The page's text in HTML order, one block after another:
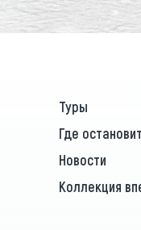
Туры
Где
Новости
Коллекция